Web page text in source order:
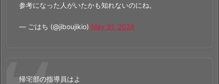
参考になった人がいたかも知れないのにね。
— ごはち (@jiboujikio) May 31, 2024
帰宅部の指導員はよ